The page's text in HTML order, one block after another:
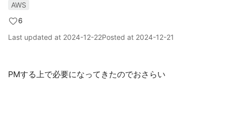
AWS
6
Last updated at 2024-12-22Posted at 2024-12-21
PMする上で必要になってきたのでおさらい